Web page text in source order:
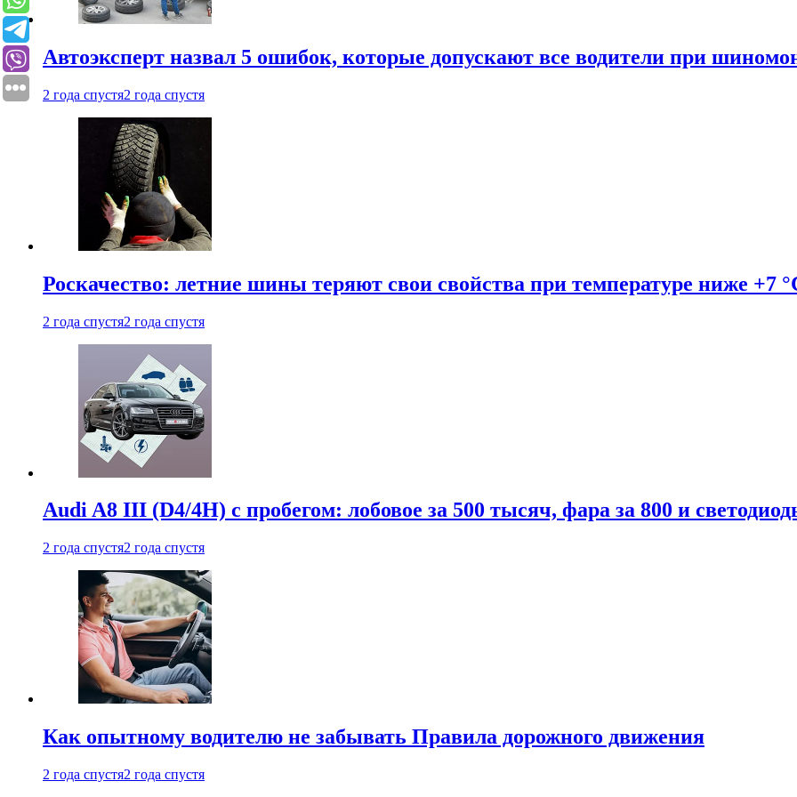
Автоэксперт назвал 5 ошибок, которые допускают все водители при
2 года спустя2 года спустя
Роскачество: летние шины теряют свои свойства при температуре ниже +7
2 года спустя2 года спустя
Audi A8 III (D4/4H) c пробегом: лобовое за 500 тысяч, фара за 800 и
2 года спустя2 года спустя
Как опытному водителю не забывать Правила дорожного движения
2 года спустя2 года спустя